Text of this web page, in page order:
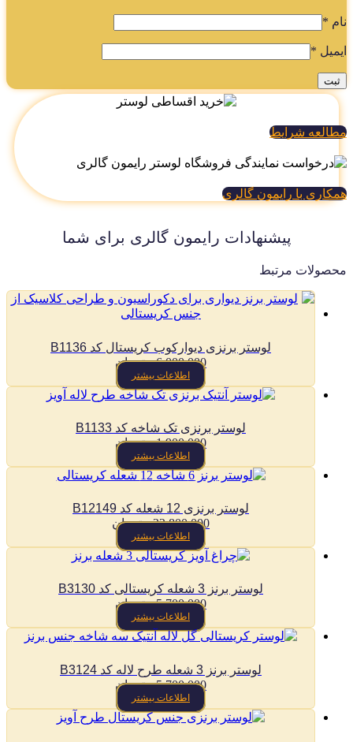
*
*
شرایط
با رایمون گالری
پیشنهادات رایمون گالری برای شما
مرتبط
لوستر برنزی دیوارکوب کریستال کد B1136
6,000,000
تومان
اطلاعات بیشتر
لوستر برنزی تک شاخه کد B1133
1,900,000
تومان
اطلاعات بیشتر
لوستر برنزی 12 شعله کد B12149
22,800,000
تومان
اطلاعات بیشتر
لوستر برنز 3 شعله کریستالی کد B3130
5,700,000
تومان
اطلاعات بیشتر
لوستر برنز 3 شعله طرح لاله کد B3124
5,700,000
تومان
اطلاعات بیشتر